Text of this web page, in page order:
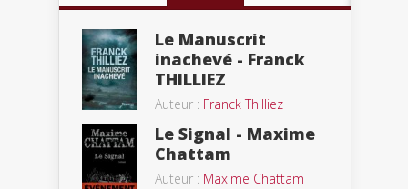
Le Manuscrit
inachevé - Franck
THILLIEZ
Auteur : Franck Thilliez
Le Signal - Maxime
Chattam
Auteur : Maxime Chattam